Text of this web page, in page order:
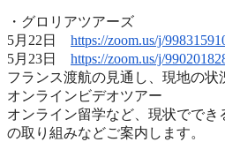
・グロリアツアーズ
5月22日 https://zoom.us/j/
5月23日 https://zoom.us/j/
フランス渡航の見通し、現地の状
オンラインビデオツアー
オンライン留学など、 現状ででき
の取り組みなどご案内します。